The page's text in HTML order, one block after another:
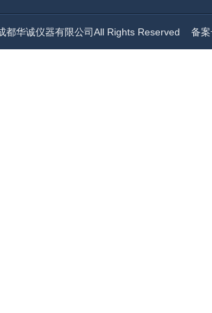
都华诚仪器有限公司All Rights Reserved 备